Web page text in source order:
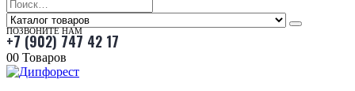
ПОЗВОНИТЕ НАМ
+7 (902) 747 42 17
00 Товаров